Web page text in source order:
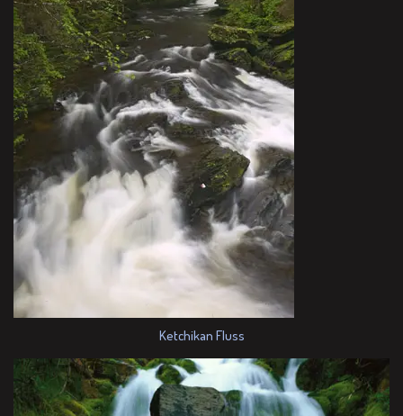
Ketchikan Fluss